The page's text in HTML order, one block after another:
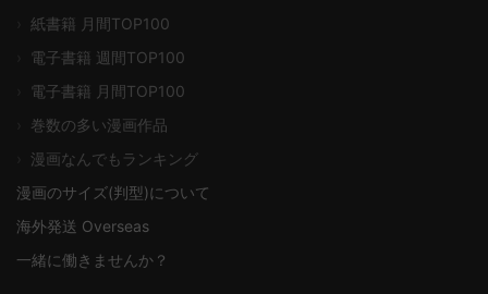
紙書籍 月間TOP100
電子書籍 週間TOP100
電子書籍 月間TOP100
巻数の多い漫画作品
漫画なんでもランキング
漫画のサイズ(判型)について
海外発送 Overseas
一緒に働きませんか？